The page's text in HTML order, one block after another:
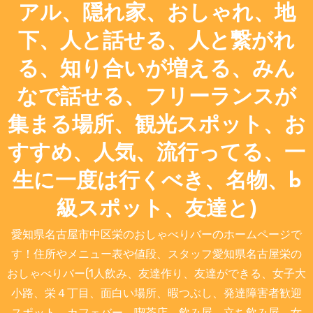
アル、隠れ家、おしゃれ、地
下、人と話せる、人と繋がれ
る、知り合いが増える、みん
なで話せる、フリーランスが
集まる場所、観光スポット、お
すすめ、人気、流行ってる、一
生に一度は行くべき、名物、b
級スポット、友達と)
愛知県名古屋市中区栄のおしゃべりバーのホームページで
す！住所やメニュー表や値段、スタッフ愛知県名古屋栄の
おしゃべりバー(1人飲み、友達作り、友達ができる、女子大
小路、栄４丁目、面白い場所、暇つぶし、発達障害者歓迎